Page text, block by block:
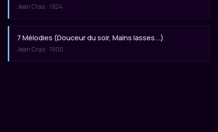
Jean Cras · 1924
7 Mélodies (Douceur du soir, Mains lasses...)
Jean Cras · 1900